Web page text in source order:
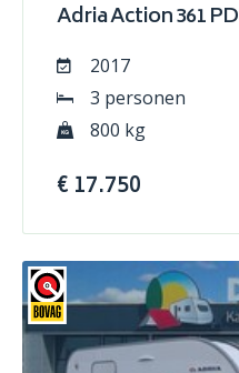
Adria Action 361 PD
2017
3 personen
800 kg
€ 17.750